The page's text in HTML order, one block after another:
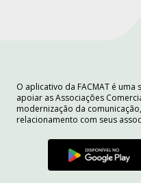
O aplicativo da FACMAT é
apoiar as Associações
modernização da
relacionamento com seus